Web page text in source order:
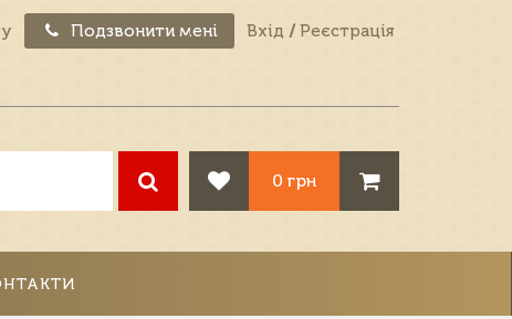
Подзвонити мені Вхід / Реєстрація
0 грн